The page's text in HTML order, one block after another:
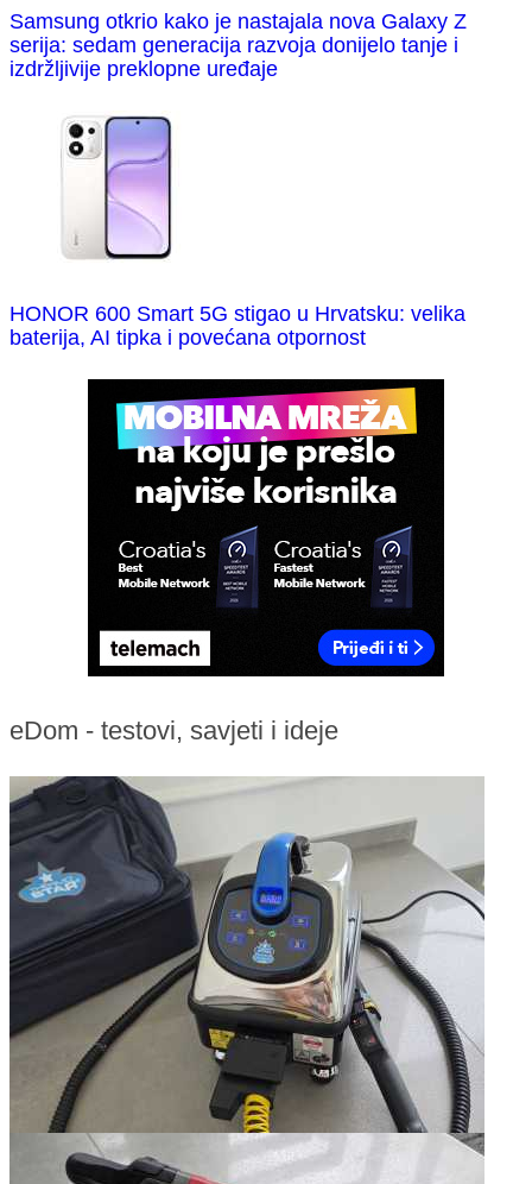
Samsung otkrio kako je nastajala nova Galaxy Z
serija: sedam generacija razvoja donijelo tanje i
izdržljivije preklopne uređaje
HONOR 600 Smart 5G stigao u Hrvatsku: velika
baterija, AI tipka i povećana otpornost
eDom - testovi, savjeti i ideje